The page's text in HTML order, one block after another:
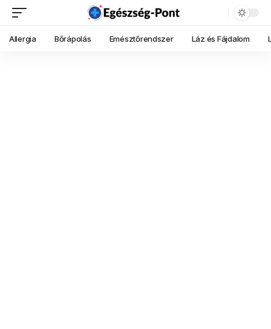
Allergia Bőrápolás Emésztőrendszer Láz és Fájdalom